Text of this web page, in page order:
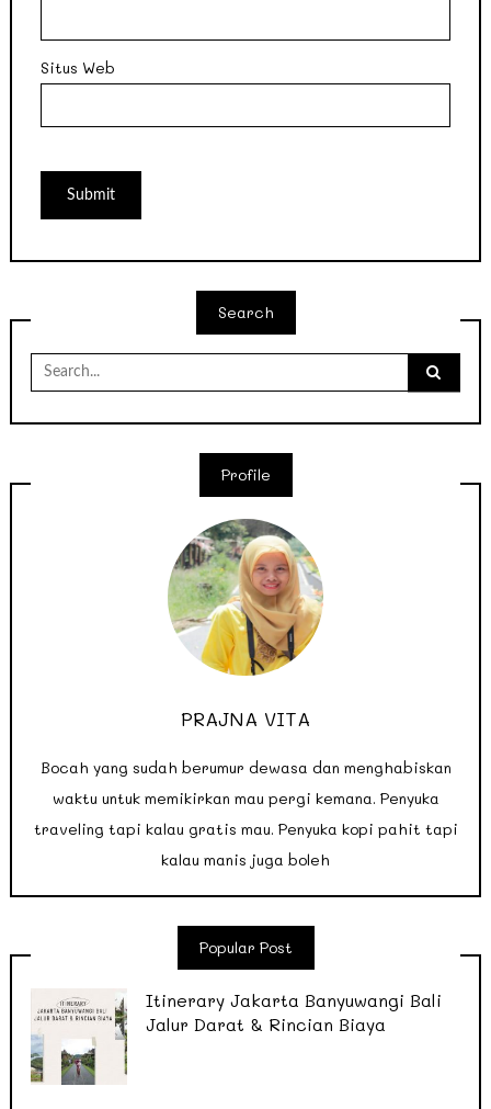
Situs Web
Search
Search
for:
Profile
PRAJNA VITA
Bocah yang sudah berumur dewasa dan menghabiskan
waktu untuk memikirkan mau pergi kemana. Penyuka
traveling tapi kalau gratis mau. Penyuka kopi pahit tapi
kalau manis juga boleh
Popular Post
Itinerary Jakarta Banyuwangi Bali
Jalur Darat & Rincian Biaya